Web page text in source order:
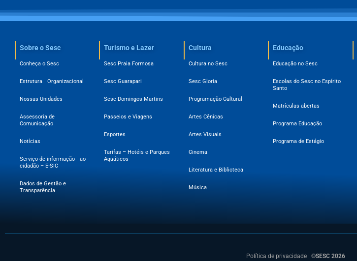
Sobre o Sesc​
Conheça o Sesc
Estrutura Organizacional
Nossas Unidades
Assessoria de
Comunicação
Notícias
Serviço de informação ao
cidadão – E-SIC
Dados de Gestão e
Transparência
Turismo e Lazer
Sesc Praia Formosa
Sesc Guarapari
Sesc Domingos Martins
Passeios e Viagens
Esportes
Tarifas – Hotéis e Parques
Aquáticos
Cultura
Cultura no Sesc
Sesc Gloria
Programação Cultural
Artes Cênicas
Artes Visuais
Cinema
Literatura e Biblioteca
Música
Educação
Educação no Sesc
Escolas do Sesc no Espírito
Santo
Matrículas abertas
Programa Educação
Programa de Estágio
Política de privacidade| ©SESC 2026